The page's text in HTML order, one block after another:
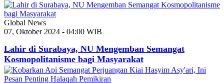
Global News
07, Oktober 2024 - 04:00 WIB
Lahir di Surabaya, NU Mengemban Semangat
Kosmopolitanisme bagi Masyarakat